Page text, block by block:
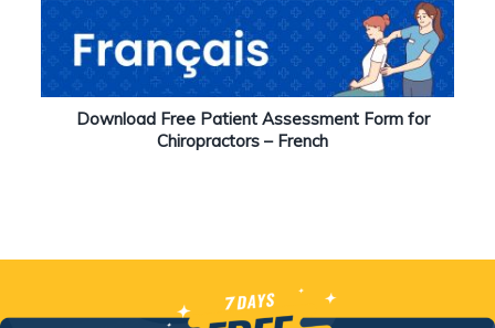
Download Free Patient Assessment Form for
Chiropractors – French